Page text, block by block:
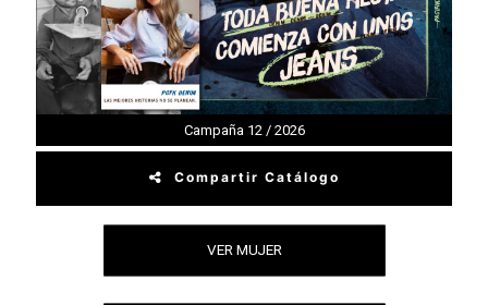
Campaña 12 / 2026
Compartir Catálogo
VER MUJER